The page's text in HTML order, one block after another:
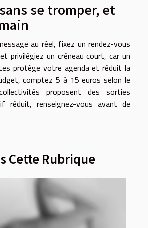
se tromper, et
au réel, fixez un rendez-vous
privilégiez un créneau court, car un
protège votre agenda et réduit la
comptez 5 à 15 euros selon le
proposent des sorties
réduit, renseignez-vous avant de
Cette Rubrique